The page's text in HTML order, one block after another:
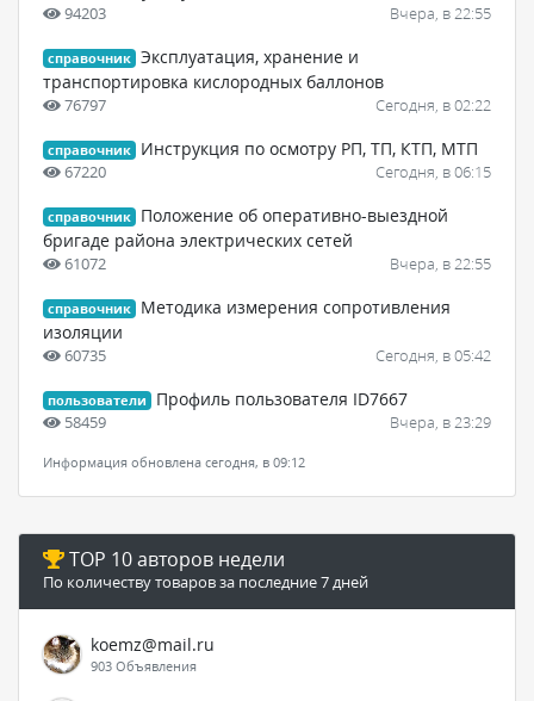
94203 Вчера, в 22:55
справочник Эксплуатация, хранение и
транспортировка кислородных баллонов
76797 Сегодня, в 02:22
справочник Инструкция по осмотру РП, ТП, КТП, МТП
67220 Сегодня, в 06:15
справочник
Положение об оперативно-выездной
бригаде района электрических сетей
61072 Вчера, в 22:55
справочник
Методика измерения сопротивления
изоляции
60735 Сегодня, в 05:42
пользователи Профиль пользователя ID7667
58459 Вчера, в 23:29
Информация обновлена сегодня, в 09:12
TOP 10 авторов недели
По количеству товаров за последние 7 дней
koemz@mail.ru
903 Объявления